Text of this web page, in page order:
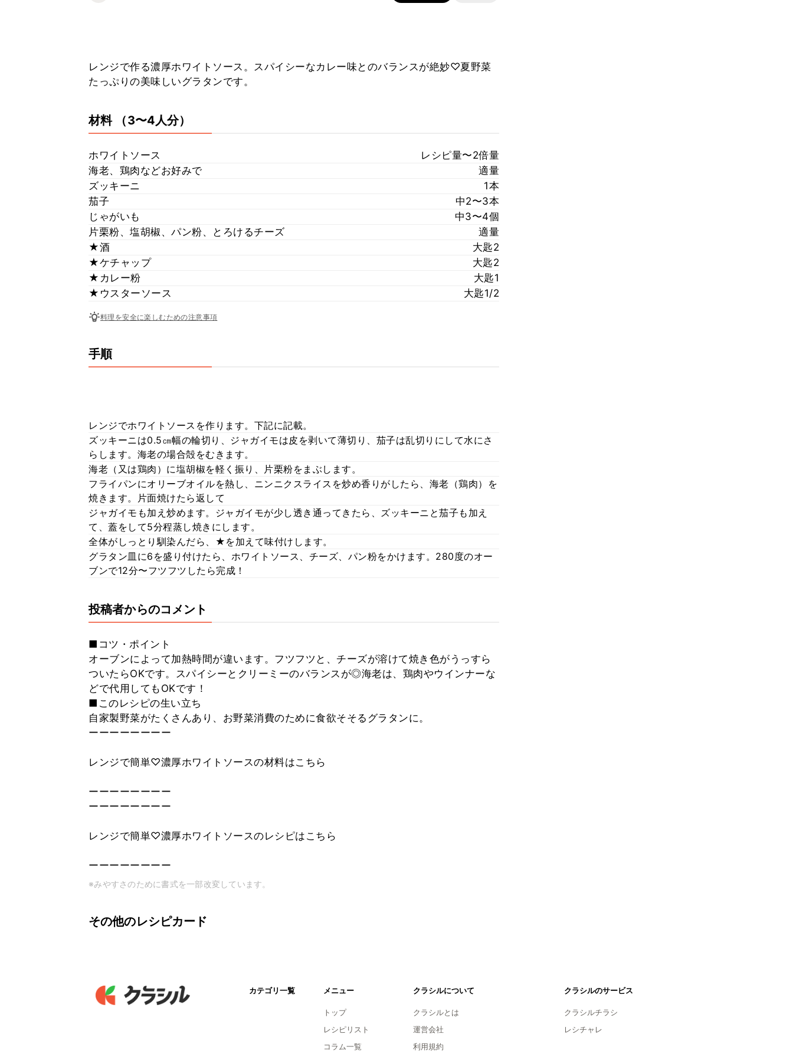
レンジで作る濃厚ホワイトソース。スパイシーなカレー味とのバランスが絶妙♡夏野菜
たっぷりの美味しいグラタンです。
材料 （3〜4人分）
ホワイトソース
レシピ量〜2倍量
海老、鶏肉などお好みで
適量
ズッキーニ
1本
茄子
中2〜3本
じゃがいも
中3〜4個
片栗粉、塩胡椒、パン粉、とろけるチーズ
適量
★酒
大匙2
★ケチャップ
大匙2
★カレー粉
大匙1
★ウスターソース
大匙1/2
料理を安全に楽しむための注意事項
手順
レンジでホワイトソースを作ります。下記に記載。
ズッキーニは0.5㎝幅の輪切り、ジャガイモは皮を剥いて薄切り、茄子は乱切りにして水にさ
らします。海老の場合殻をむきます。
海老（又は鶏肉）に塩胡椒を軽く振り、片栗粉をまぶします。
フライパンにオリーブオイルを熱し、ニンニクスライスを炒め香りがしたら、海老（鶏肉）を
焼きます。片面焼けたら返して
ジャガイモも加え炒めます。ジャガイモが少し透き通ってきたら、ズッキーニと茄子も加え
て、蓋をして5分程蒸し焼きにします。
全体がしっとり馴染んだら、★を加えて味付けします。
グラタン皿に6を盛り付けたら、ホワイトソース、チーズ、パン粉をかけます。280度のオー
ブンで12分〜フツフツしたら完成！
投稿者からのコメント
■コツ・ポイント
オーブンによって加熱時間が違います。フツフツと、チーズが溶けて焼き色がうっすら
ついたらOKです。スパイシーとクリーミーのバランスが◎海老は、鶏肉やウインナーな
どで代用してもOKです！
■このレシピの生い立ち
自家製野菜がたくさんあり、お野菜消費のために食欲そそるグラタンに。
ーーーーーーーー
レンジで簡単♡濃厚ホワイトソースの材料はこちら
ーーーーーーーー
ーーーーーーーー
レンジで簡単♡濃厚ホワイトソースのレシピはこちら
ーーーーーーーー
※みやすさのために書式を一部改変しています。
その他のレシピカード
カテゴリ一覧 メニュー
トップ
レシピリスト
コラム一覧
クラシルについて
クラシルとは
運営会社
利用規約
クラシルのサービス
クラシルチラシ
レシチャレ